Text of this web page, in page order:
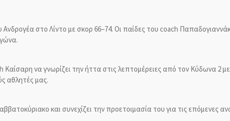
Ανδρογέα στο Λίντο με σκορ 66–74. Οι παίδες του coach
να γνωρίζει την ήττα στις λεπτομέρειες από τον Κύδωνα 2 με
αθλητές μας.
και συνεχίζει την προετοιμασία του για τις επόμενες